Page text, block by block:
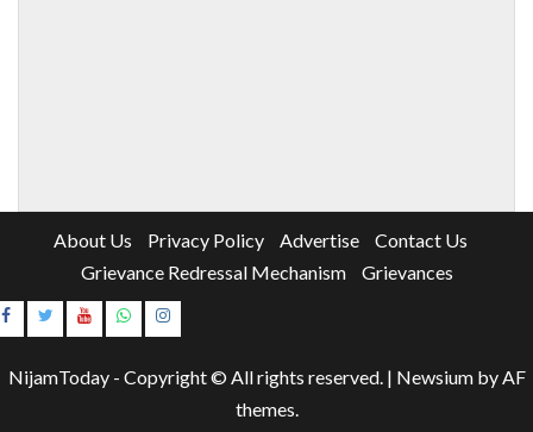
About Us Privacy Policy Advertise
Contact Us
Grievance Redressal Mechanism
Grievances
Instagram
NijamToday - Copyright © All rights reserved. | Newsiumby AF
themes.